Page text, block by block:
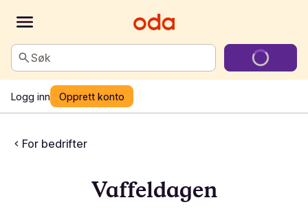
Søk
Logg inn Opprett konto
For bedrifter
Vaffeldagen